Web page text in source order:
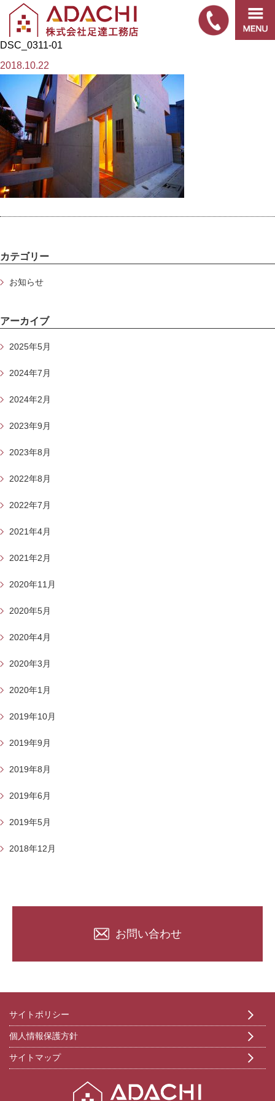
DSC_0311-01
2018.10.22
カテゴリー
お知らせ
アーカイブ
2025年5月
2024年7月
2024年2月
2023年9月
2023年8月
2022年8月
2022年7月
2021年4月
2021年2月
2020年11月
2020年5月
2020年4月
2020年3月
2020年1月
2019年10月
2019年9月
2019年8月
2019年6月
2019年5月
2018年12月
お問い合わせ
サイトポリシー
個人情報保護方針
サイトマップ